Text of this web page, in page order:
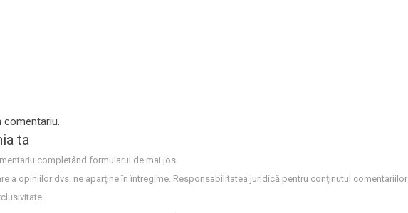
comentariu.
ta
completând formularul de mai jos.
a opiniilor dvs. ne aparţine în întregime. Responsabilitatea juridică pentru conţinutul comentariilor